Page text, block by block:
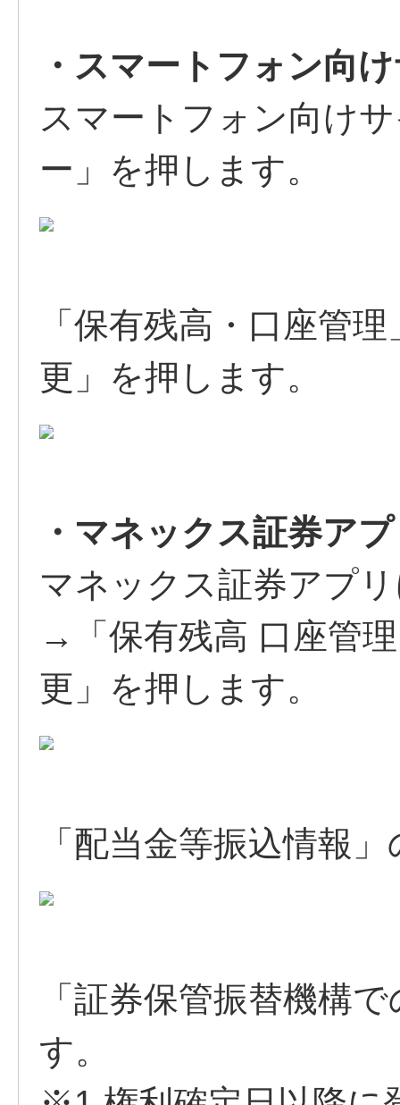
・スマートフォン向
スマートフォン向け
ー」を押します。
「保有残高・口座管
更」を押します。
・マネックス証券ア
マネックス証券アプ
→「保有残高 口座管
更」を押します。
「配当金等振込情報
「証券保管振替機構
す。